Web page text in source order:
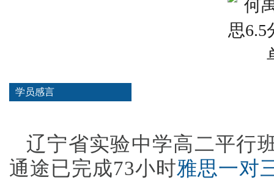
学员感言
辽宁省实验中学高二平行
通途已完成73小时雅思一对